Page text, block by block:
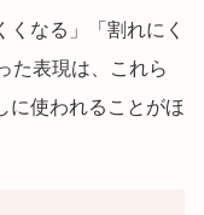
なる」「割れにく
た表現は、これら
に使われることがほ